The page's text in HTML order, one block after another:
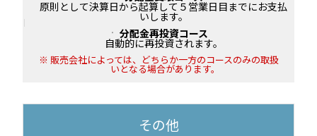
原則として決算日から起算して５営業日目までにお支払
いします。
分配金再投資コース
自動的に再投資されます。
販売会社によっては、どちらか一方のコースのみの取扱
いとなる場合があります。
その他